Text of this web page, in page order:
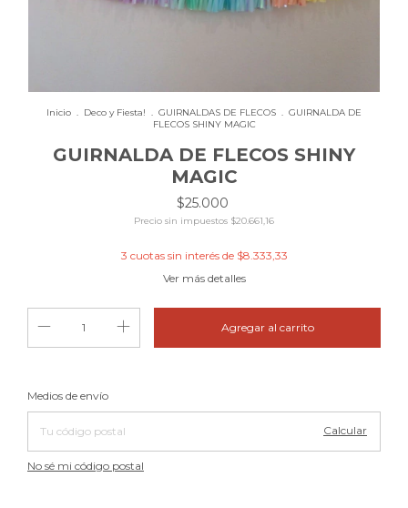
Inicio Deco y Fiesta! GUIRNALDAS DE FLECOS
GUIRNALDA DE
FLECOS SHINY MAGIC
GUIRNALDA DE FLECOS SHINY
MAGIC
$25.000
Precio sin impuestos $20.661,16
3 cuotas sin interés de $8.333,33
Ver más detalles
Entregas para el CP:
Medios de envío
Calcular
No sé mi código postal